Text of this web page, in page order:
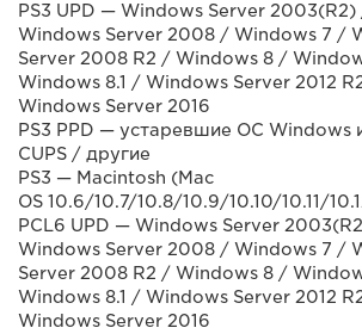
PS3 UPD — Windows Server
Windows Server 2008 / Windows 7 /
Server 2008 R2 / Windows 8 /
Windows 8.1 / Windows Server 2012
Windows Server 2016
PS3 PPD — устаревшие ОС Windows
CUPS / другие
PS3 — Macintosh (Mac
OS 10.6/10.7/10.8/10.9/10.10/10.11/
PCL6 UPD — Windows Server
Windows Server 2008 / Windows 7 /
Server 2008 R2 / Windows 8 /
Windows 8.1 / Windows Server 2012
Windows Server 2016